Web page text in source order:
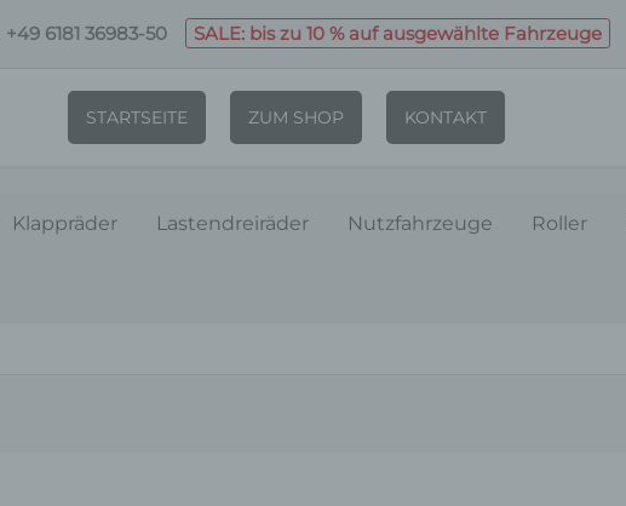
+49 6181 36983-50 SALE: bis zu 10 % auf ausgewählte Fahrzeuge
STARTSEITE ZUM SHOP KONTAKT
Klappräder Lastendreiräder Nutzfahrzeuge Roller